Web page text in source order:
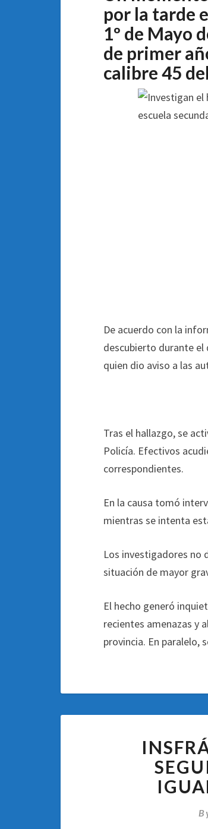
por la tarde
1º de Mayo
de primer
calibre 45
De acuerdo con la
descubierto durante el
quien dio aviso a las
Tras el hallazgo, se
Policía. Efectivos
correspondientes.
En la causa tomó
mientras se intenta
Los investigadores no
situación de mayor
El hecho generó
recientes amenazas y
provincia. En paralelo,